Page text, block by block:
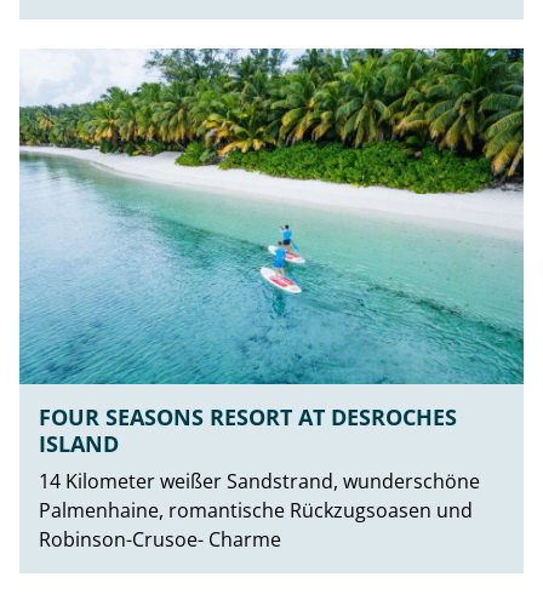
FOUR SEASONS RESORT AT DESROCHES
ISLAND
14 Kilometer weißer Sandstrand, wunderschöne
Palmenhaine, romantische Rückzugsoasen und
Robinson-Crusoe- Charme